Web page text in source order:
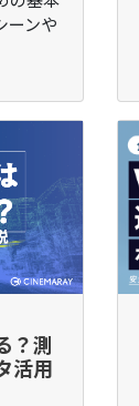
ーンや
？測
活用